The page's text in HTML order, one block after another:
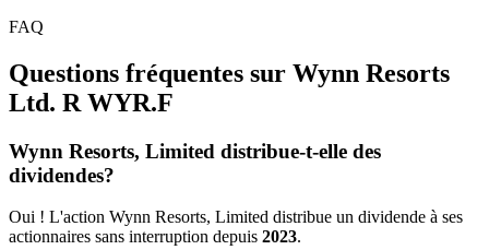
FAQ
Questions fréquentes sur Wynn Resorts
Ltd. R WYR.F
Wynn Resorts, Limited distribue-t-elle des
dividendes?
Oui ! L'action Wynn Resorts, Limited distribue un dividende à ses
actionnaires sans interruption depuis 2023.